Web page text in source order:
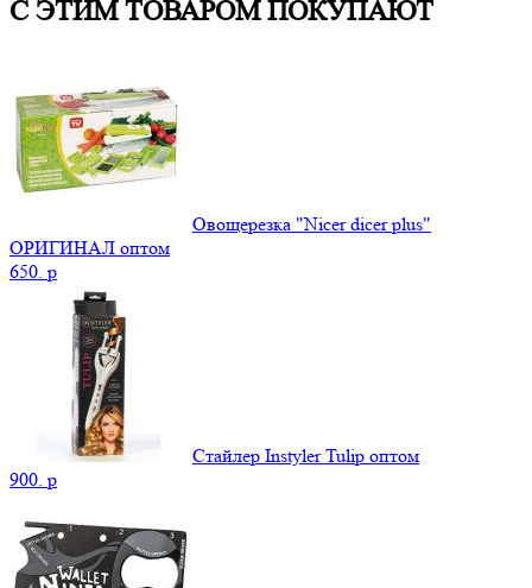
С ЭТИМ ТОВАРОМ ПОКУПАЮТ
Овощерезка "Nicer dicer plus"
ОРИГИНАЛ оптом
650. p
Стайлер Instyler Tulip оптом
900. p